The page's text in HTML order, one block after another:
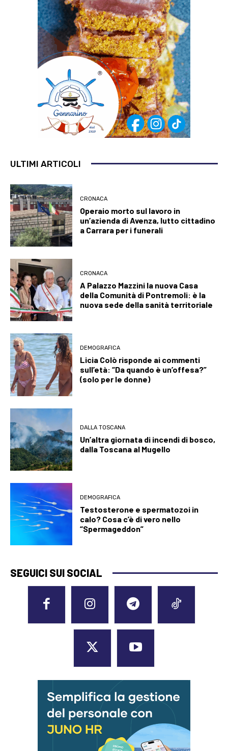
ULTIMI ARTICOLI
CRONACA
Operaio morto sul lavoro in
un’azienda di Avenza, lutto cittadino
a Carrara per i funerali
CRONACA
A Palazzo Mazzini la nuova Casa
della Comunità di Pontremoli: è la
nuova sede della sanità territoriale
DEMOGRAFICA
Licia Colò risponde ai commenti
sull’età: “Da quando è un’offesa?”
(solo per le donne)
DALLA TOSCANA
Un’altra giornata di incendi di bosco,
dalla Toscana al Mugello
DEMOGRAFICA
Testosterone e spermatozoi in
calo? Cosa c’è di vero nello
“Spermageddon”
SEGUICI SUI SOCIAL